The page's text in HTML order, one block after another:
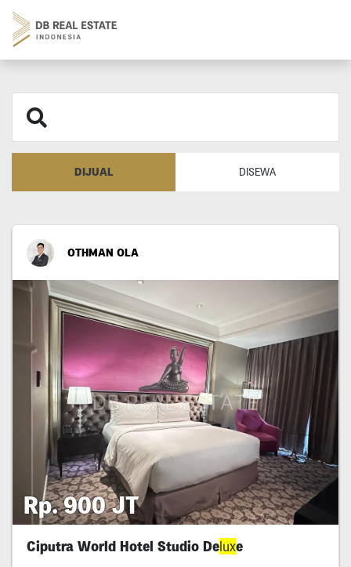
DIJUAL DISEWA
OTHMAN OLA
Rp. 900 JT
Ciputra World Hotel Studio Deluxe